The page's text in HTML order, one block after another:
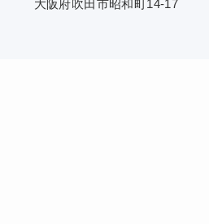
大阪府吹田市昭和町14-17